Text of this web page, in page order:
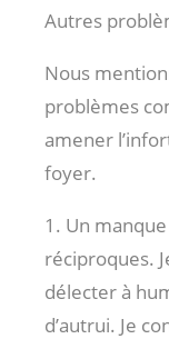
Autres
Nous
problèmes
amener
foyer.
1. Un
réciproques.
délecter à
d’autrui. Je